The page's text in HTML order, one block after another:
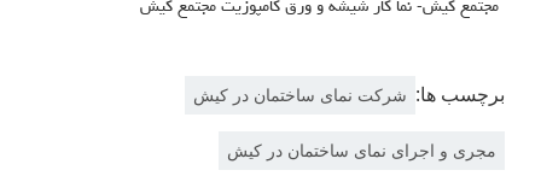
مجتمع کیش- نما کار شیشه و ورق کامپوزیت مجتمع کیش
برچسب ها: شرکت نمای ساختمان در کیش
مجری و اجرای نمای ساختمان در کیش